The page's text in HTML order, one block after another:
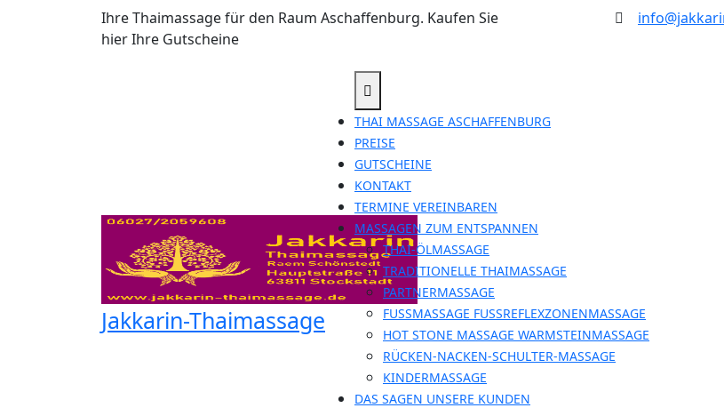
Ihre Thaimassage für den Raum Aschaffenburg. Kaufen Sie
hier Ihre Gutscheine
Jakkarin-Thaimassage
THAI MASSAGE ASCHAFFENBURG
PREISE
GUTSCHEINE
KONTAKT
TERMINE VEREINBAREN
MASSAGEN ZUM ENTSPANNEN
THAI-ÖLMASSAGE
TRADITIONELLE THAIMASSAGE
PARTNERMASSAGE
FUSSMASSAGE FUSSREFLEXZONENMASSAGE
HOT STONE MASSAGE WARMSTEINMASSAGE
RÜCKEN-NACKEN-SCHULTER-MASSAGE
KINDERMASSAGE
DAS SAGEN UNSERE KUNDEN